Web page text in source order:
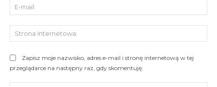
Zapisz moje nazwisko, adres e-mail i stronę internetową w tej
przeglądarce na następny raz, gdy skomentuję.